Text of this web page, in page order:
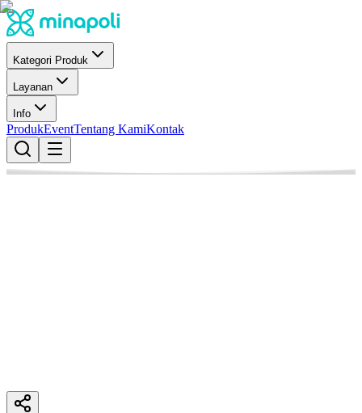
Kategori Produk
Layanan
Info
ProdukEventTentang KamiKontak
4